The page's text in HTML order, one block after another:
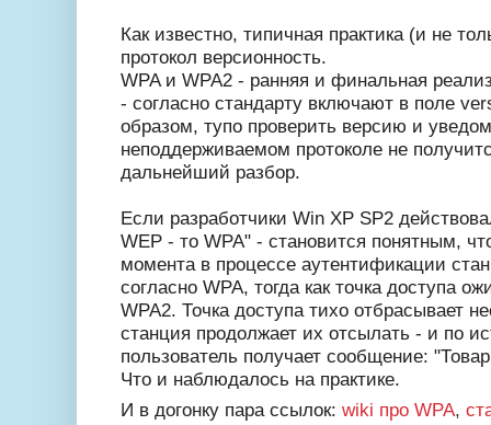
Как известно, типичная практика (и не
протокол версионность.
WPA и WPA2 - ранняя и финальная
- согласно стандарту включают в поле
образом, тупо проверить версию и
неподдерживаемом протоколе не
дальнейший разбор.
Если разработчики Win XP SP2
WEP - то WPA" - становится понятным,
момента в процессе аутентификации
согласно WPA, тогда как точка доступа
WPA2. Точка доступа тихо отбрасывает
станция продолжает их отсылать - и по
пользователь получает сообщение:
Что и наблюдалось на практике.
И в догонку пара ссылок: wiki про WPA,